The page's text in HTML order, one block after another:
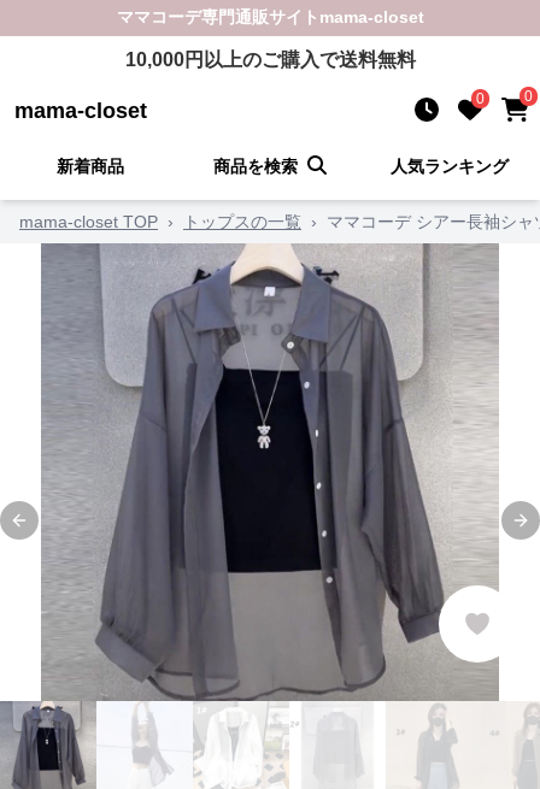
ママコーデ専門通販サイト mama-closet
10,000円以上のご購入で送料無料
mama-closet 0 0
新着商品 商品を検索 人気ランキング
mama-closet TOP › トップスの一覧 › ママコーデ シアー長袖シ
Previous slide